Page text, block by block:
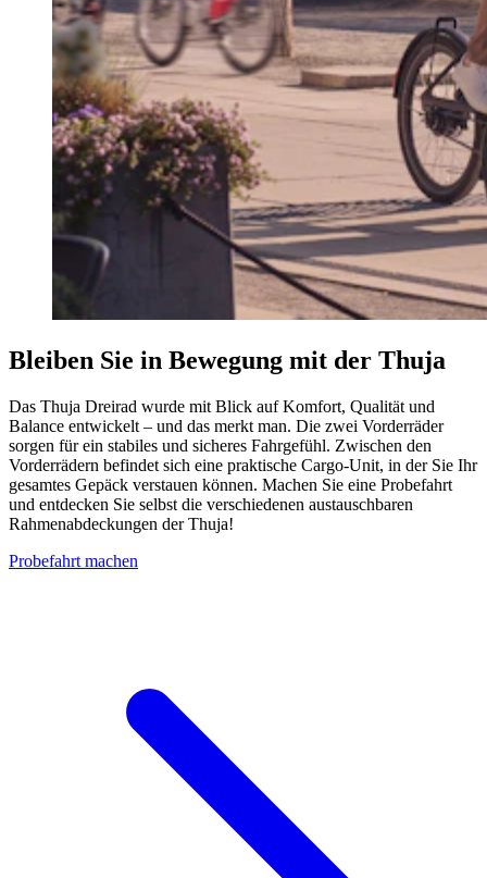
Bleiben Sie in Bewegung mit der Thuja
Das Thuja Dreirad wurde mit Blick auf Komfort, Qualität und
Balance entwickelt – und das merkt man. Die zwei Vorderräder
sorgen für ein stabiles und sicheres Fahrgefühl. Zwischen den
Vorderrädern befindet sich eine praktische Cargo-Unit, in der Sie Ihr
gesamtes Gepäck verstauen können. Machen Sie eine Probefahrt
und entdecken Sie selbst die verschiedenen austauschbaren
Rahmenabdeckungen der Thuja!
Probefahrt machen